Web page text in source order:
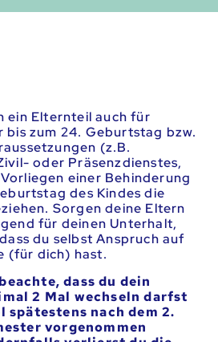
ein Elternteil auch für
bis zum 24. Geburtstag bzw.
(z.B.
oder Präsenzdienstes,
einer Behinderung
des Kindes die
Sorgen deine Eltern
für deinen Unterhalt,
du selbst Anspruch auf
(für dich) hast.
dass du dein
2 Mal wechseln darfst
spätestens nach dem 2.
vorgenommen